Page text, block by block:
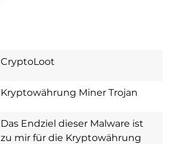
CryptoLoot
Kryptowährung Miner Trojan
Das Endziel dieser Malware ist
zu mir für die Kryptowährung